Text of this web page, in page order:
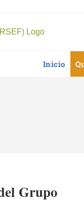
Inicio
Grupo